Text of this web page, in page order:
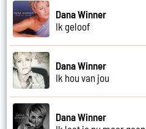
Dana Winner
Ik geloof
Dana Winner
Ik hou van jou
Dana Winner